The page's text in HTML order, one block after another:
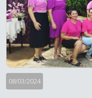
08/03/2024